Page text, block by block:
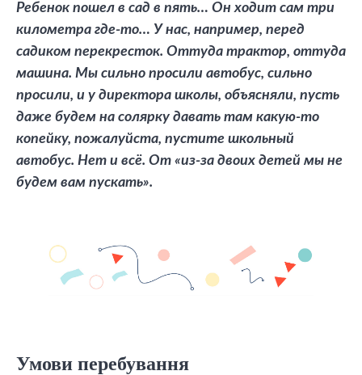
Ребенок пошел в сад в пять… Он ходит сам три
километра где-то… У нас, например, перед
садиком перекресток. Оттуда трактор, оттуда
машина. Мы сильно просили автобус, сильно
просили, и у директора школы, объясняли, пусть
даже будем на солярку давать там какую-то
копейку, пожалуйста, пустите школьный
автобус. Нет и всё. От «из-за двоих детей мы не
будем вам пускать».
Умови перебування